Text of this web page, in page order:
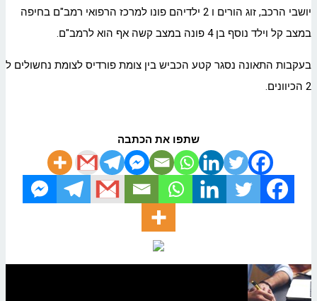
יושבי הרכב, זוג הורים ו 2 ילדיהם פונו למרכז הרפואי רמב"ם בחיפה
במצב קל וילד נוסף בן 4 פונה במצב קשה אף הוא לרמב"ם.
בעקבות התאונה נסגר קטע הכביש בין צומת פורדיס לצומת נחשולים ל
2 הכיוונים.
שתפו את הכתבה